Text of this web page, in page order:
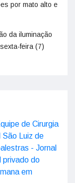
por mato alto e
da iluminação
feira (7)
de Cirurgia
São Luiz de
- Jornal
privado do
em